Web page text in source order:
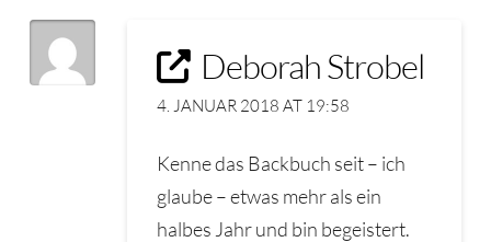
Deborah Strobel
4. JANUAR 2018 AT 19:58
Kenne das Backbuch seit – ich
glaube – etwas mehr als ein
halbes Jahr und bin begeistert.